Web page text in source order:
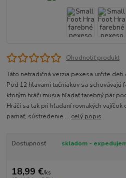
Ohodnotiť produkt
Táto netradičná verzia pexesa určite deti
Pod 12 hlavami tučniakov sa schovávajú
ktorým hráči musia hľadať farebný pár
Hráči sa tak pri hľadaní rovnakých
pamäť, sústredenie ... celý popis
Dostupnosť skladom -
18,99 €/ks